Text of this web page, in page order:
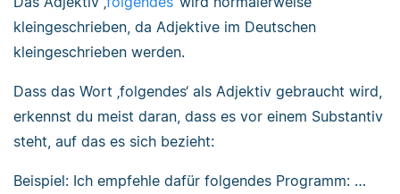
kleingeschrieben, da Adjektive im Deutschen
kleingeschrieben werden.
Dass das Wort ‚folgendes‘ als Adjektiv gebraucht wird,
erkennst du meist daran, dass es vor einem Substantiv
steht, auf das es sich bezieht:
Beispiel: Ich empfehle dafür folgendes Programm: …